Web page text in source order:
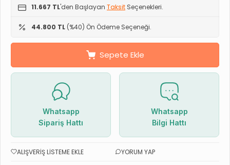
11.667 TL'den Başlayan Taksit Seçenekleri.
44.800 TL (%40) Ön Ödeme Seçeneği.
Sepete Ekle
Whatsapp
Sipariş Hattı
Whatsapp
Bilgi Hattı
ALIŞVERIŞ LISTEME EKLE YORUM YAP